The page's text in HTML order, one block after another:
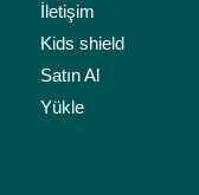
İletişim
Kids shield
Satın Al
Yükle